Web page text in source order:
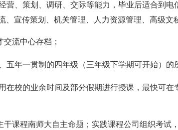
营、策划、调研、交际等能力，毕业后适合到
宣传策划、机关管理、人力资源管理、高级文
流中心存档；
五年一贯制的四年级（三年级下学期可开始）的
在校的业余时间及部分假期进行授课，最快可
课程南师大自主命题；实践课程公司组织考试